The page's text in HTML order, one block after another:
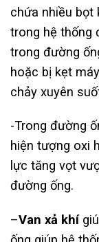
chứa nhiều bọt
trong hệ thống
trong đường
hoặc bị kẹt
chảy xuyên
-Trong đường
hiện tượng oxi
lực tăng vọt
đường ống.
–Van xả khí